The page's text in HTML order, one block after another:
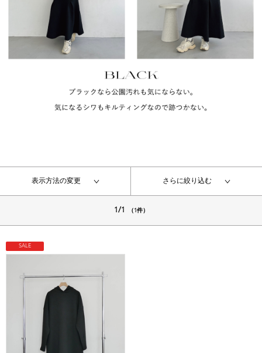
表示方法の変更 さらに絞り込む
1/1 （1件）
SALE